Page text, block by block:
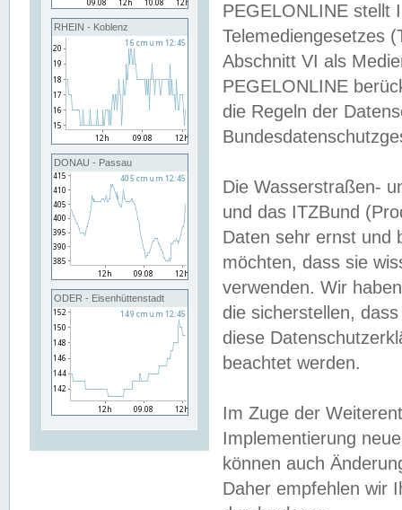
RHEIN - Koblenz
DONAU - Passau
ODER - Eisenhüttenstadt
PEGELONLINE stellt
Telemediengesetzes
Abschnitt VI als
PEGELONLINE
die Regeln der
Die Wasserstraßen-
und das ITZBund
Daten sehr ernst und
möchten, dass sie
verwenden. Wir
die sicherstellen,
diese
beachtet werden.
Im Zuge der
Implementierung
können auch
Daher empfehlen wir